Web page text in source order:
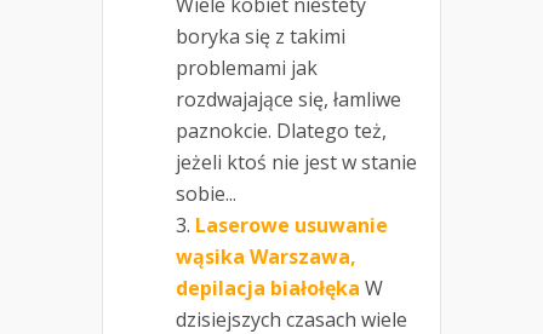
boryka się z takimi
problemami jak
rozdwajające się, łamliwe
paznokcie. Dlatego też,
jeżeli ktoś nie jest w stanie
sobie...
Laserowe usuwanie
wąsika Warszawa,
depilacja białołęka W
dzisiejszych czasach wiele